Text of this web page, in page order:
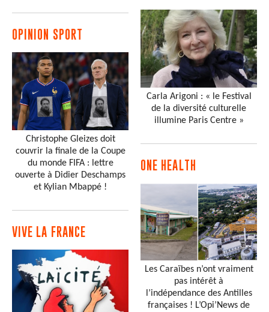
OPINION SPORT
Christophe Gleizes doit
couvrir la finale de la Coupe
du monde FIFA : lettre
ouverte à Didier Deschamps
et Kylian Mbappé !
VIVE LA FRANCE
Carla Arigoni : « le Festival
de la diversité culturelle
illumine Paris Centre »
ONE HEALTH
Les Caraïbes n’ont vraiment
pas intérêt à
l’indépendance des Antilles
françaises ! L’Opi’News de